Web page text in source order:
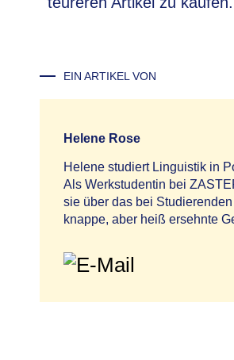
EIN ARTIKEL VON
Helene Rose
Helene studiert Linguistik in
Als Werkstudentin bei
sie über das bei Studierenden
knappe, aber heiß ersehnte